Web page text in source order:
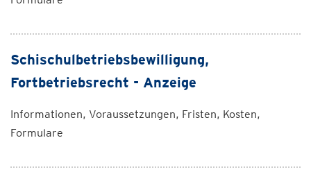
Schischulbetriebsbewilligung,
Fortbetriebsrecht - Anzeige
Informationen, Voraussetzungen, Fristen, Kosten,
Formulare